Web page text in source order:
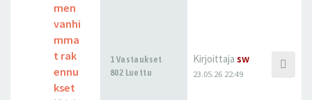
men
vanhi
mma
t rak
ennu
kset
1 Vastaukset
802 Luettu
Kirjoittaja sw
23.05.26 22:49